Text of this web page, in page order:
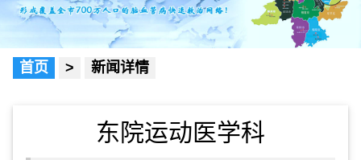
首页 > 新闻详情
东院运动医学科